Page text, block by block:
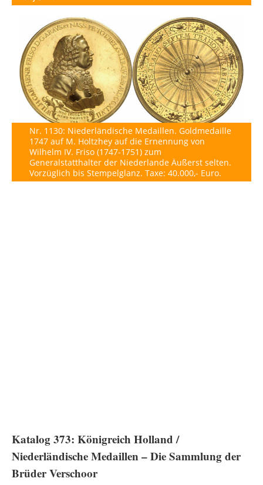
Nr. 1130: Niederländische Medaillen. Goldmedaille
1747 auf M. Holtzhey auf die Ernennung von
Wilhelm IV. Friso (1747-1751) zum
Generalstatthalter der Niederlande Äußerst selten.
Vorzüglich bis Stempelglanz. Taxe: 40.000,- Euro.
Katalog 373: Königreich Holland /
Niederländische Medaillen – Die Sammlung der
Brüder Verschoor